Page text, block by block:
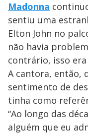
Madonna
sentiu uma
Elton John no
não havia
contrário, isso era
A cantora, então,
sentimento de
tinha como
“Ao longo das
alguém que eu